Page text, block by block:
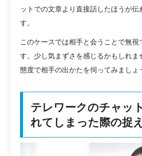
ットでの文章より直接話したほうが伝
す。
このケースでは相手と会うことで無視
す。少し気まずさを感じるかもしれま
態度で相手の出かたを伺ってみましょ
テレワークのチャッ
れてしまった際の捉